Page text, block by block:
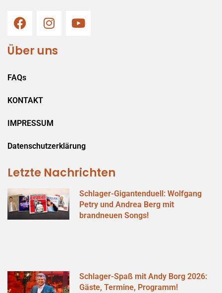
Über uns
FAQs
KONTAKT
IMPRESSUM
Datenschutzerklärung
Letzte Nachrichten
Schlager-Gigantenduell: Wolfgang
Petry und Andrea Berg mit
brandneuen Songs!
Schlager-Spaß mit Andy Borg 2026:
Gäste, Termine, Programm!